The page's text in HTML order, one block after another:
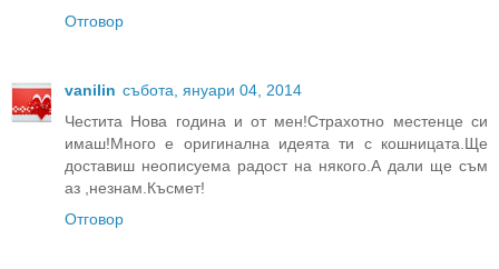
Отговор
vanilin събота, януари 04, 2014
Честита Нова година и от мен!Страхотно местенце си
имаш!Много е оригинална идеята ти с кошницата.Ще
доставиш неописуема радост на някого.А дали ще съм
аз ,незнам.Късмет!
Отговор